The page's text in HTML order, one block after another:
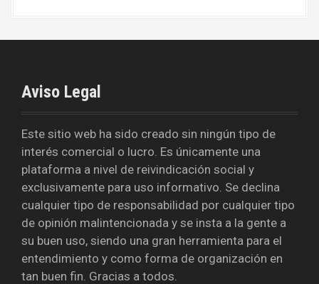
Aviso Legal
Este sitio web ha sido creado sin ningún tipo de
interés comercial o lucro. Es únicamente una
plataforma a nivel de reivindicación social y
exclusivamente para uso informativo. Se declina
cualquier tipo de responsabilidad por cualquier tipo
de opinión malintencionada y se insta a la gente a
su buen uso, siendo una gran herramienta para el
entendimiento y como forma de organización en
tan buen fin. Gracias a todos.